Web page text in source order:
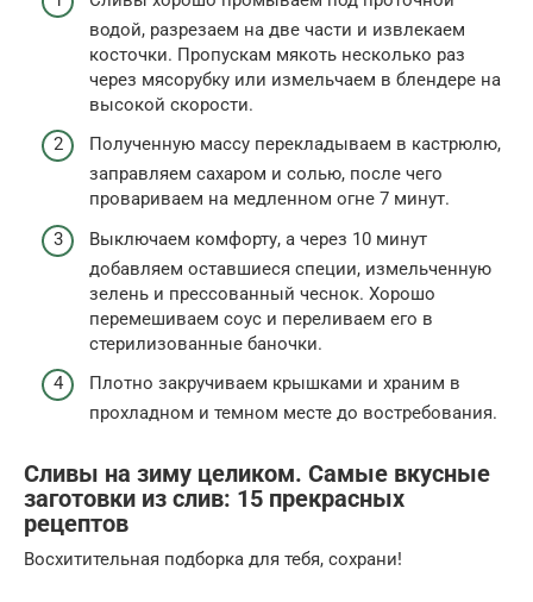
водой, разрезаем на две части и извлекаем
косточки. Пропускам мякоть несколько раз
через мясорубку или измельчаем в блендере на
высокой скорости.
Полученную массу перекладываем в кастрюлю,
заправляем сахаром и солью, после чего
провариваем на медленном огне 7 минут.
Выключаем комфорту, а через 10 минут
добавляем оставшиеся специи, измельченную
зелень и прессованный чеснок. Хорошо
перемешиваем соус и переливаем его в
стерилизованные баночки.
Плотно закручиваем крышками и храним в
прохладном и темном месте до востребования.
Сливы на зиму целиком. Самые вкусные
заготовки из слив: 15 прекрасных
рецептов
Восхитительная подборка для тебя, сохрани!